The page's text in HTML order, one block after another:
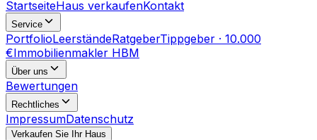
StartseiteHaus verkaufenKontakt
Service
PortfolioLeerständeRatgeberTippgeber · 10.000
€Immobilienmakler HBM
Über uns
Bewertungen
Rechtliches
ImpressumDatenschutz
Verkaufen Sie Ihr Haus